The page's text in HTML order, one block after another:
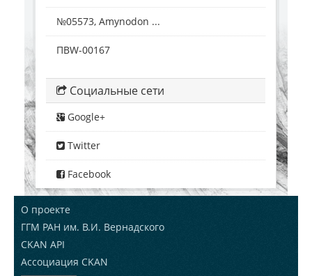
№05573, Amynodon ...
ПВW-00167
Социальные сети
Google+
Twitter
Facebook
О проекте
ГГМ РАН им. В.И. Вернадского
CKAN API
Ассоциация CKAN